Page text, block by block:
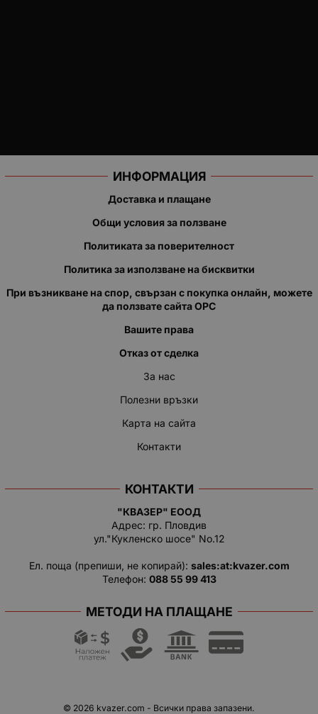
ИНФОРМАЦИЯ
Доставка и плащане
Общи условия за ползване
Политиката за поверителност
Политика за използване на бисквитки
При възникване на спор, свързан с покупка онлайн, можете
да ползвате сайта ОРС
Вашите права
Отказ от сделка
За нас
Полезни връзки
Карта на сайта
Контакти
КОНТАКТИ
"КВАЗЕР" ЕООД
Адрес: гр. Пловдив
ул."Кукленско шосе" No.12
Ел. поща (препиши, не копирай): salеs:at:kvazer.cоm
Телефон: 088 55 99 413
МЕТОДИ НА ПЛАЩАНЕ
© 2026 kvazer.com - Всички права запазени.